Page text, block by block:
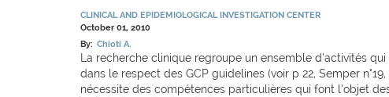
CLINICAL AND EPIDEMIOLOGICAL INVESTIGATION CENTER
October 01, 2010
By: Chioti A.
La recherche clinique regroupe un ensemble d’activités
dans le respect des GCP guidelines (voir p 22, Semper
nécessite des compétences particulières qui font l’objet